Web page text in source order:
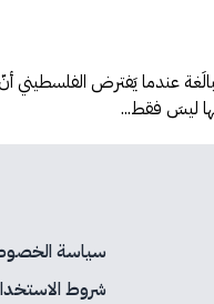
عندما يَفترض الفلسطيني
ليسَ فقط...
سياسة
شروط